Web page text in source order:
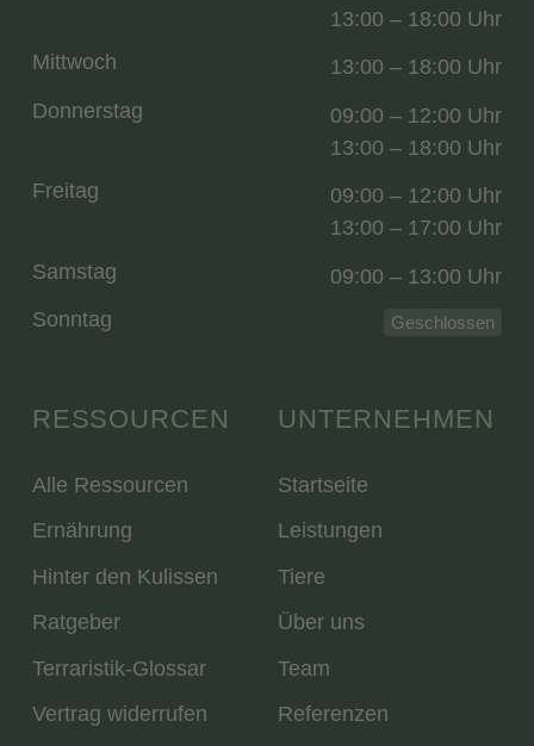
RESSOURCEN
Alle Ressourcen
Ernährung
Hinter den Kulissen
Ratgeber
Terraristik-Glossar
Vertrag widerrufen
UNTERNEHMEN
Startseite
Leistungen
Tiere
Über uns
Team
Referenzen
13:00 – 18:00 Uhr
Mittwoch
13:00 – 18:00 Uhr
Donnerstag
09:00 – 12:00 Uhr
13:00 – 18:00 Uhr
Freitag
09:00 – 12:00 Uhr
13:00 – 17:00 Uhr
Samstag
09:00 – 13:00 Uhr
Sonntag
Geschlossen